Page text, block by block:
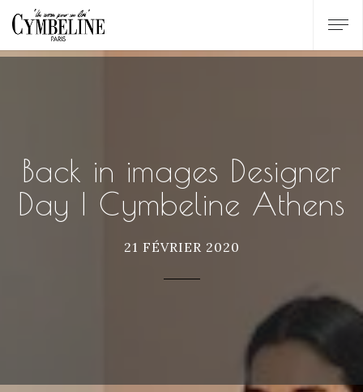
Back in images Designer
Day | Cymbeline Athens
21 FÉVRIER 2020